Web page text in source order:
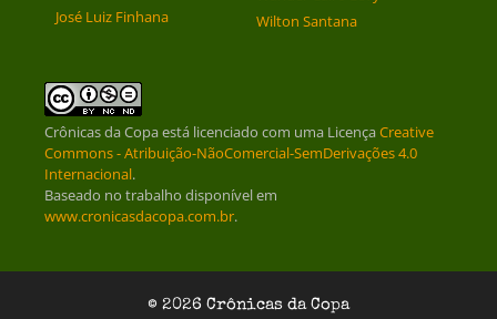
José Luiz Finhana
Wilton Santana
Crônicas da Copaestá licenciado com uma LicençaCreative
Commons - Atribuição-NãoComercial-SemDerivações 4.0
Internacional.
Baseado no trabalho disponível em
www.cronicasdacopa.com.br.
© 2026 Crônicas da Copa